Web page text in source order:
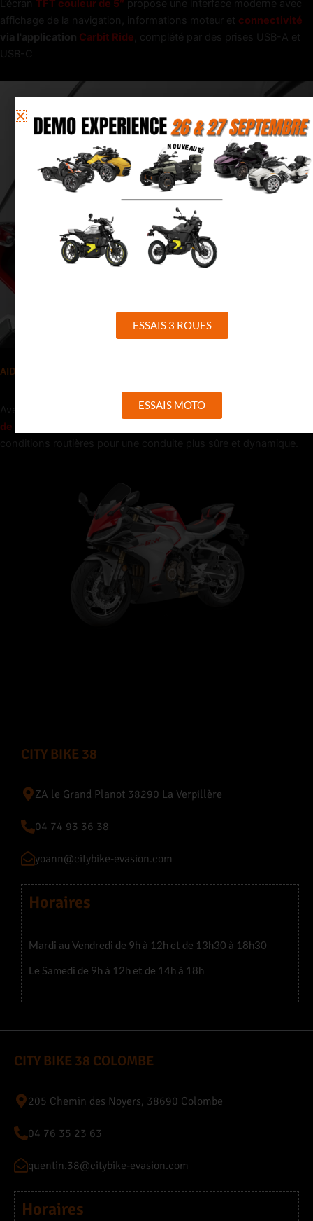
L’écran TFT couleur de 5″ propose une interface moderne avec
affichage de la navigation, informations moteur et connectivité
via l'application Carbit Ride , complété par des prises USB-A et
USB-C
AIDE À LA CONDUITE ET MODES
Avec deux modes de conduite(Standard / Sport) et un
de traction
conditions routières pour une conduite plus sûre et dynamique.
CITY BIKE 38
ZA le Grand Planot 38290 La Verpillère
04 74 93 36 38
yoann@citybike-evasion.com
Horaires
Mardi au Vendredi de 9h à 12h et de 13h30 à 18h30
Le Samedi de 9h à 12h et de 14h à 18h
CITY BIKE 38 COLOMBE
205 Chemin des Noyers, 38690 Colombe
04 76 35 23 63
quentin.38@citybike-evasion.com
Horaires
ESSAIS 3 ROUES
ESSAIS MOTO